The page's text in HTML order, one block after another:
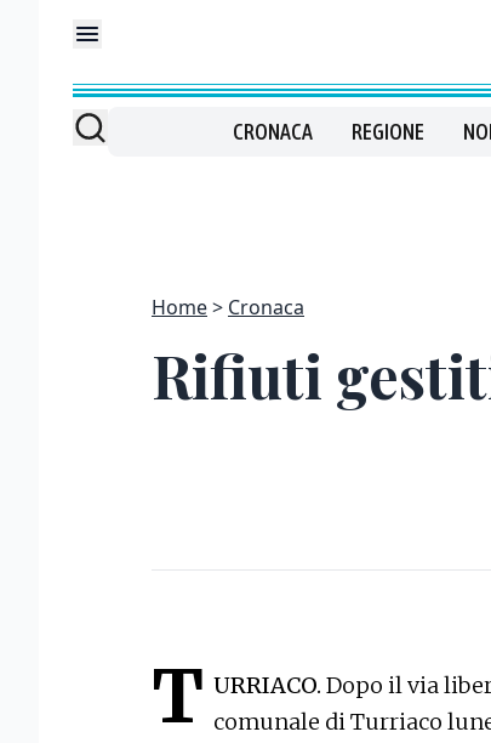
CRONACA REGIONE
Home Cronaca
Rifiuti
T URRIACO. Dopo il via
comunale di Turriaco